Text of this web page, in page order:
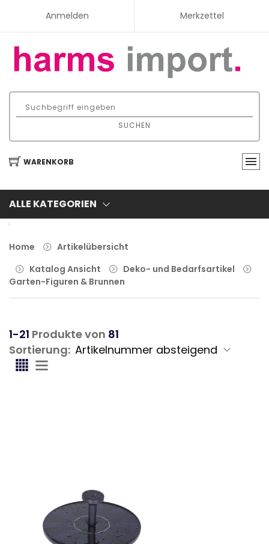
Anmelden Merkzettel
SUCHEN
WARENKORB
ALLE KATEGORIEN
Home
Artikelübersicht
Katalog Ansicht
Deko- und Bedarfsartikel
Garten-Figuren & Brunnen
1-21 Produkte von 81
Sortierung: